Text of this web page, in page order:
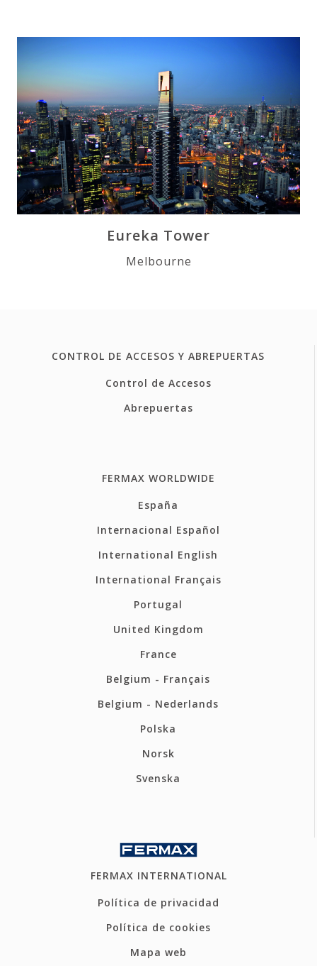
Eureka Tower
Melbourne
CONTROL DE ACCESOS Y ABREPUERTAS
Control de Accesos
Abrepuertas
FERMAX WORLDWIDE
España
Internacional Español
International English
International Français
Portugal
United Kingdom
France
Belgium - Français
Belgium - Nederlands
Polska
Norsk
Svenska
FERMAX INTERNATIONAL
Política de privacidad
Política de cookies
Mapa web